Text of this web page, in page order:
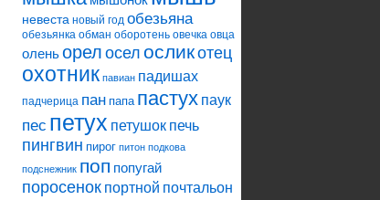
невеста новый год обезьяна
обезьянка обман оборотень овечка овца
оленьорелоселосликотец
охотник павиан падишах
падчерица пан папа пастух паук
пес петух петушок печь
пингвин пирог питон подкова
подснежник поп попугай
поросенок портной почтальон